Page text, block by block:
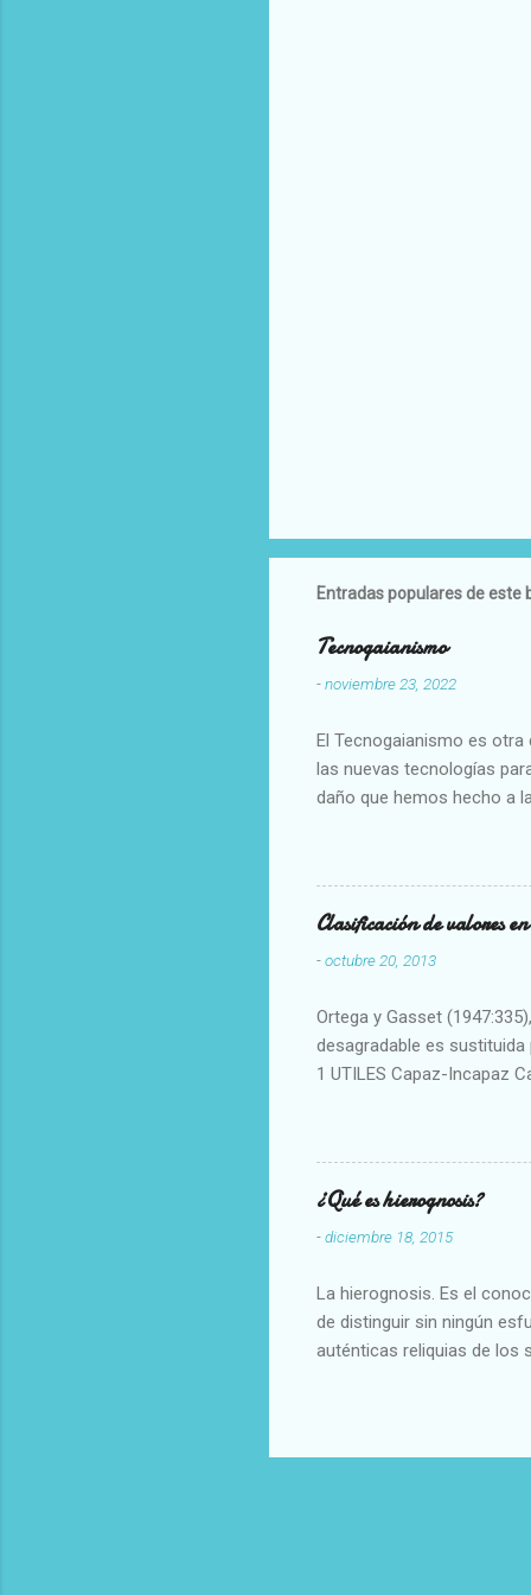
Entradas populares de este
Tecnogaianismo
-noviembre 23, 2022
El Tecnogaianismo es
las nuevas tecnologías
daño que hemos hecho a
Clasificación de valores
-octubre 20, 2013
Ortega y Gasset
desagradable es
1 UTILES Capaz-Incapaz
Aproximado Evidente-
Escrupuloso-Relajado
Armonioso-Inarmonioso 4
¿Qué es hierognosis?
-diciembre 18, 2015
La hierognosis. Es el
de distinguir sin ningún
auténticas reliquias de los